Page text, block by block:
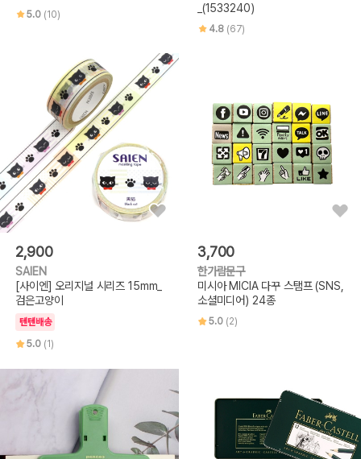
5.0 (10)
_(1533240)
4.8 (67)
2,900
SAIEN
[사이엔] 오리지널 시리즈 15mm_
검은고양이
텐텐배송
5.0 (1)
3,700
한가람문구
미시아 MICIA 다꾸 스탬프 (SNS,
소셜미디어) 24종
5.0 (2)